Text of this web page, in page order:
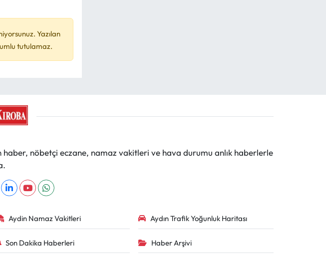
Yazılan
tutulamaz.
nöbetçi eczane, namaz vakitleri ve hava durumu anlık haberlerle
Aydin Namaz Vakitleri Aydın Trafik Yoğunluk Haritası
Son Dakika Haberleri Haber Arşivi